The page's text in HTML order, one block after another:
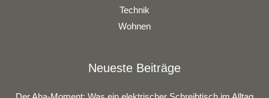
Technik
Wohnen
Neueste Beiträge